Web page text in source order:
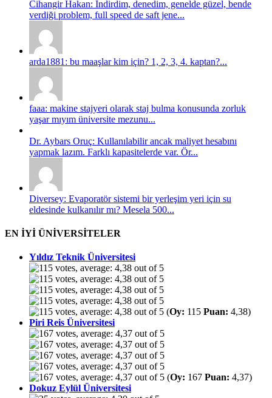
Cihangir Hakan: İndirdim, denedim, genelde güzel, bende
verdiği problem, full speed de saft jene...
arda1881: bu maaşlar kim için? 1, 2, 3, 4. kaptan?...
faaa: makine stajyeri olarak staj bulma konusunda zorluk
yaşar mıyım üniversite mezunu...
Dr. Aybars Oruç: Kullanılabilir ancak maliyet hesabını
yapmak lazım. Farklı kapasitelerde var. Ör...
Diversey: Evaporatör sistemi bir yerleşim yeri için su
eldesinde kulkanılır mı? Mesela 500...
EN İYİ ÜNİVERSİTELER
Yıldız Teknik Üniversitesi
(Oy: 115 Puan: 4,38)
Piri Reis Üniversitesi
(Oy: 167 Puan: 4,37)
Dokuz Eylül Üniversitesi